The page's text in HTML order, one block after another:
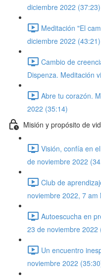
diciembre 2022 (37:23)
Meditación "El
diciembre 2022 (43:21)
Cambio de
Dispenza. Meditación
Abre tu corazón.
2022 (35:14)
Misión y propósito de
Visión, confía en
de noviembre 2022
Club de
noviembre 2022, 7 am
Autoescucha en
23 de noviembre 2022
Un encuentro
noviembre 2022